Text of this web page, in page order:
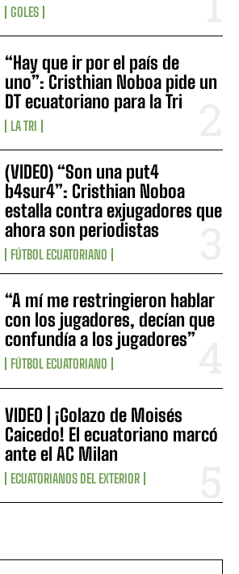
GOLES
“Hay que ir por el país de
uno”: Cristhian Noboa pide un
DT ecuatoriano para la Tri
LA TRI
(VIDEO) “Son una put4
b4sur4”: Cristhian Noboa
estalla contra exjugadores que
ahora son periodistas
FÚTBOL ECUATORIANO
“A mí me restringieron hablar
con los jugadores, decían que
confundía a los jugadores”
FÚTBOL ECUATORIANO
VIDEO | ¡Golazo de Moisés
Caicedo! El ecuatoriano marcó
ante el AC Milan
ECUATORIANOS DEL EXTERIOR